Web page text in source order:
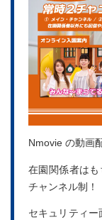
Nmovie の動画
在園関係者は
チャンネル制！
セキュリティ